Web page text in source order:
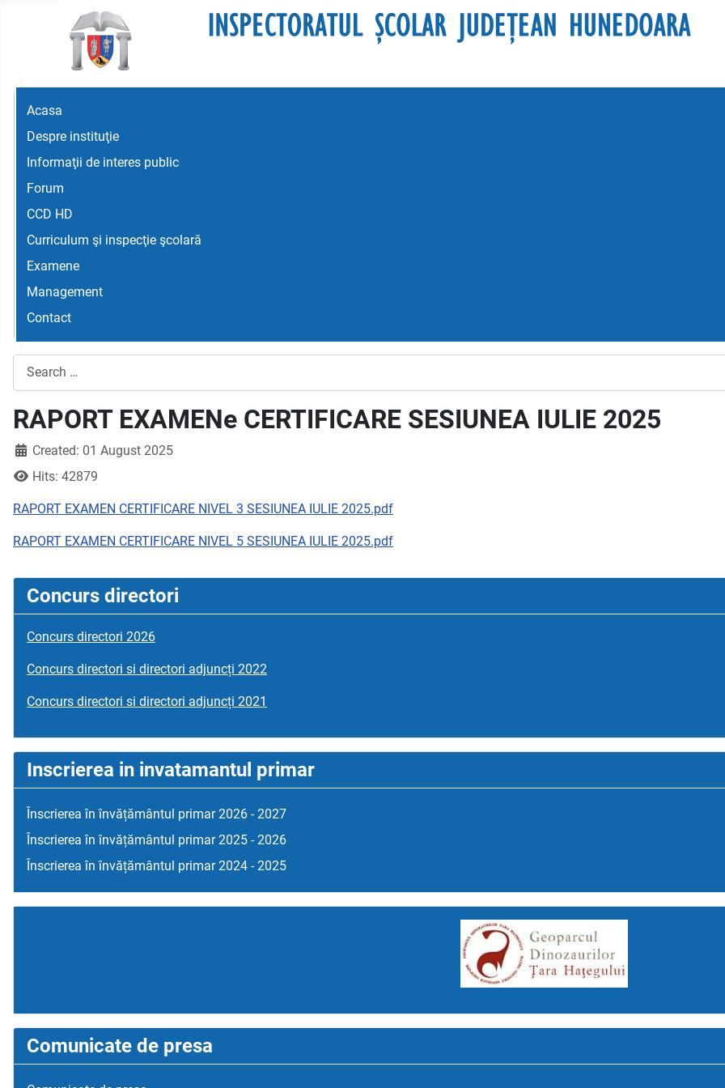
Acasa
Despre instituţie
Informaţii de interes public
Forum
CCD HD
Curriculum şi inspecţie şcolară
Examene
Management
Contact
RAPORT EXAMENe CERTIFICARE SESIUNEA IULIE 2025
Created: 01 August 2025
Hits: 42879
RAPORT EXAMEN CERTIFICARE NIVEL 3 SESIUNEA IULIE 2025.pdf
RAPORT EXAMEN CERTIFICARE NIVEL 5 SESIUNEA IULIE 2025.pdf
Concurs directori
Concurs directori 2026
Concurs directori si directori adjuncți 2022
Concurs directori si directori adjuncți 2021
Inscrierea in invatamantul primar
Înscrierea în învățământul primar 2026 - 2027
Înscrierea în învățământul primar 2025 - 2026
Înscrierea în învățământul primar 2024 - 2025
Comunicate de presa